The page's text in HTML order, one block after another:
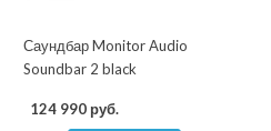
Саундбар Monitor Audio
Soundbar 2 black
124 990 руб.